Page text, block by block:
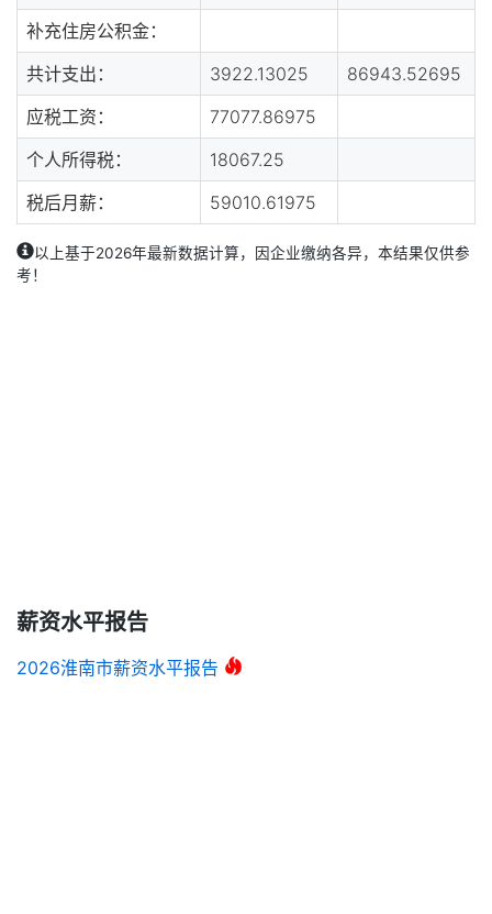
补充住房公积金：
共计支出：
3922.13025
86943.52695
应税工资：
77077.86975
个人所得税：
18067.25
税后月薪：
59010.61975
以上基于2026年最新数据计算，因企业缴纳各异，本结果仅供参
考！
薪资水平报告
2026淮南市薪资水平报告